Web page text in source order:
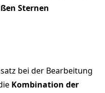
Sternen
bei der Bearbeitung
Kombination der